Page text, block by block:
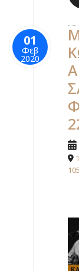
01
Φεβ
2020